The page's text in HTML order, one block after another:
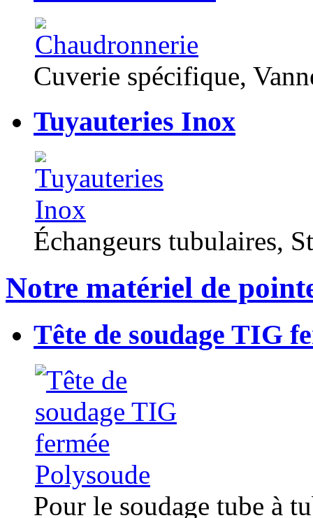
Cuverie spécifique,
Tuyauteries Inox
Échangeurs tubulaires,
Notre matériel de
Tête de soudage TIG
Pour le soudage tube à